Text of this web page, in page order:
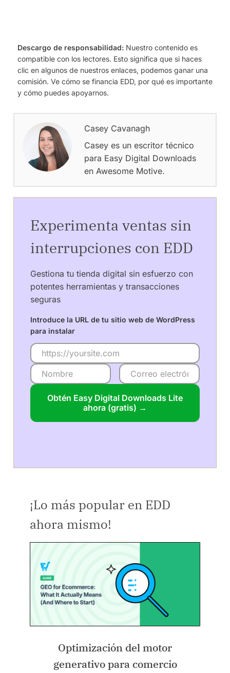
Descargo de responsabilidad: Nuestro contenido es
compatible con los lectores. Esto significa que si haces
clic en algunos de nuestros enlaces, podemos ganar una
comisión. Ve cómo se financia EDD, por qué es importante
y cómo puedes apoyarnos.
Casey Cavanagh
Casey es un escritor técnico
para Easy Digital Downloads
en Awesome Motive.
Experimenta ventas sin
interrupciones con EDD
Gestiona tu tienda digital sin esfuerzo con
potentes herramientas y transacciones
seguras
Introduce la URL de tu sitio web de WordPress
para instalar
Obtén Easy Digital Downloads Lite
ahora (gratis) →
¡Lo más popular en EDD
ahora mismo!
Optimización del motor
generativo para comercio